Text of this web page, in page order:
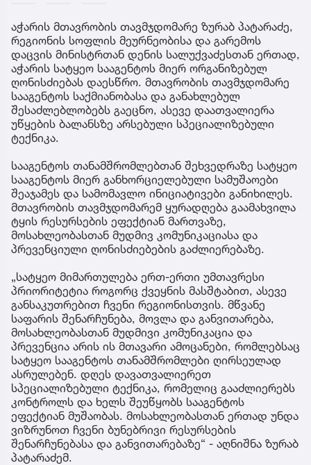
აჭარის მთავრობის თავმჯდომარე ზურაბ პატარაძე,
რეგიონის სოფლის მეურნეობისა და გარემოს
დაცვის მინისტრთან დენის სალუქვაძესთან ერთად,
აჭარის სატყეო სააგენტოს მიერ ორგანიზებულ
ღონისძიებას დაესწრო. მთავრობის თავმჯდომარე
სააგენტოს საქმიანობასა და განახლებულ
შესაძლებლობებს გაეცნო, ასევე დაათვალიერა
უწყების ბალანსზე არსებული სპეციალიზებული
ტექნიკა.
სააგენტოს თანამშრომლებთან შეხვედრაზე სატყეო
სააგენტოს მიერ განხორციელებული სამუშაოები
შეაჯამეს და სამომავლო ინიციატივები განიხილეს.
მთავრობის თავმჯდომარემ ყურადღება გაამახვილა
ტყის რესურსების ეფექტიან მართვაზე,
მოსახლეობასთან მუდმივ კომუნიკაციასა და
პრევენციული ღონისძიებების გაძლიერებაზე.
„სატყეო მიმართულება ერთ-ერთი უმთავრესი
პრიორიტეტია როგორც ქვეყნის მასშტაბით, ასევე
განსაკუთრებით ჩვენი რეგიონისთვის. მწვანე
საფარის შენარჩუნება, მოვლა და განვითარება,
მოსახლეობასთან მუდმივი კომუნიკაცია და
პრევენცია არის ის მთავარი ამოცანები, რომლებსაც
სატყეო სააგენტოს თანამშრომლები ღირსეულად
ასრულებენ. დღეს დავათვალიერეთ
სპეციალიზებული ტექნიკა, რომელიც გააძლიერებს
კონტროლს და ხელს შეუწყობს სააგენტოს
ეფექტიან მუშაობას. მოსახლეობასთან ერთად უნდა
ვიზრუნოთ ჩვენი ბუნებრივი რესურსების
შენარჩუნებასა და განვითარებაზე“ - აღნიშნა ზურაბ
პატარაძემ.